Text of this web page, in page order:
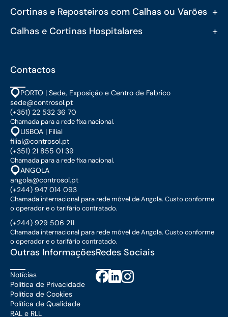
Cortinas e Reposteiros com Calhas ou Varões +
Calhas e Cortinas Hospitalares +
Contactos
PORTO | Sede, Exposição e Centro de Fabrico
sede@controsol.pt
(+351) 22 532 36 70
Chamada para a rede fixa nacional.
LISBOA | Filial
filial@controsol.pt
(+351) 21 855 01 39
Chamada para a rede fixa nacional.
ANGOLA
angola@controsol.pt
(+244) 947 014 093
Chamada internacional para rede móvel de Angola. Custo conforme
o operador e o tarifário contratado.
(+244) 929 506 211
Chamada internacional para rede móvel de Angola. Custo conforme
o operador e o tarifário contratado.
Outras Informações
Notícias
Política de Privacidade
Política de Cookies
Política de Qualidade
RAL e RLL
Redes Sociais